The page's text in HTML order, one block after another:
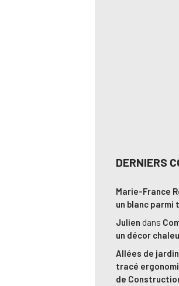
DERNIERS
Marie-France
un blanc parmi
Julien dans
un décor
Allées de
tracé
de